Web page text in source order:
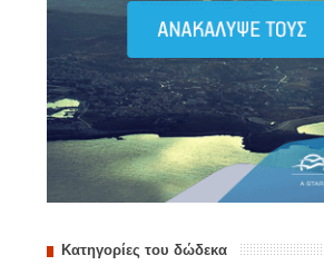
Κατηγορίες του δώδεκα